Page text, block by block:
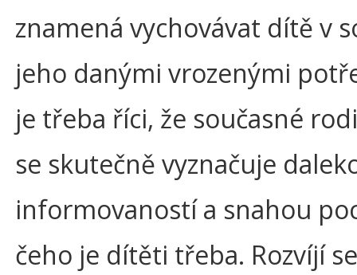
znamená vychovávat dítě v
jeho danými vrozenými
je třeba říci, že současné
se skutečně vyznačuje
informovaností a snahou
čeho je dítěti třeba. Rozvíjí